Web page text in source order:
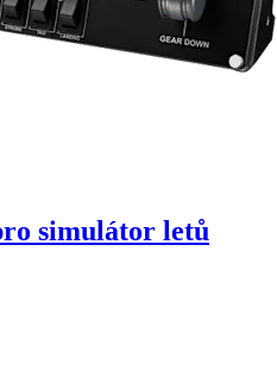
simulátor letů